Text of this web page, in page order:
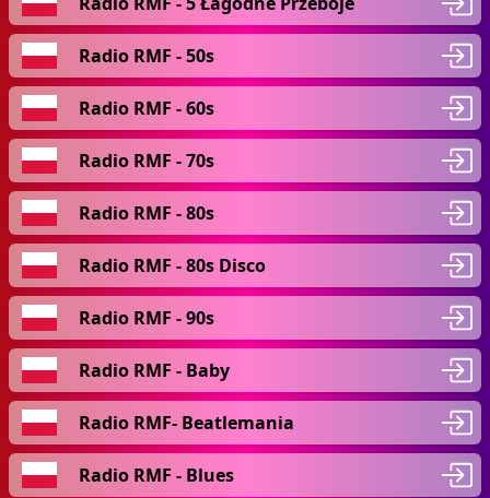
Radio RMF - 50s
Radio RMF - 60s
Radio RMF - 70s
Radio RMF - 80s
Radio RMF - 80s Disco
Radio RMF - 90s
Radio RMF - Baby
Radio RMF- Beatlemania
Radio RMF - Blues